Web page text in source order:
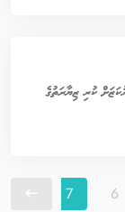
ކުރި ޒިޔާރަތުގެ
6
7